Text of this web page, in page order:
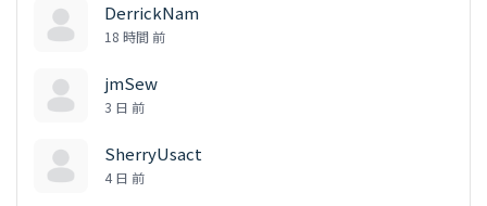
DerrickNam
18 時間 前
jmSew
3 日 前
SherryUsact
4 日 前